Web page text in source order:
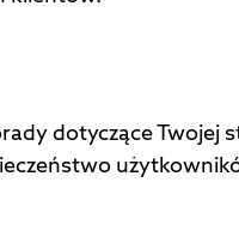
dotyczące Twojej